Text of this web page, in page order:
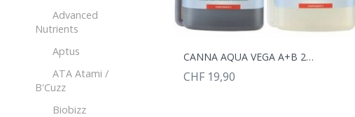
Advanced
Nutrients
Aptus
ATA Atami /
B'Cuzz
Biobizz
CANNA AQUA VEGA A+B 2X1L
CHF 19,90